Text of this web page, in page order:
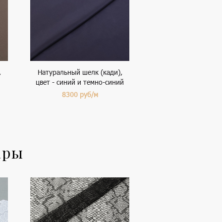
Натуральный шелк (кади),
цвет - синий и темно-синий
8300 руб/м